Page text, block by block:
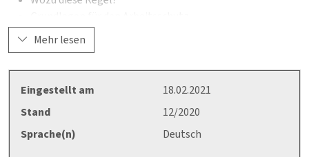
Was für alle gilt!
Was für die Branche gilt
Zugeben flüssiger Rohstoffe
Zugeben fester Rohstoffe
Mehr lesen
Eingestellt am
18.02.2021
Stand
12/2020
Sprache(n)
Deutsch